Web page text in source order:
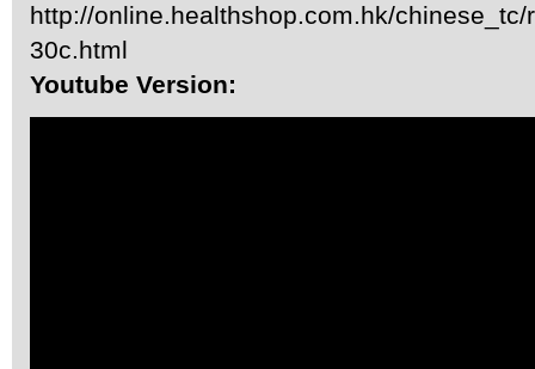
http://online.healthshop.com.hk/
30c.html
Youtube Version: